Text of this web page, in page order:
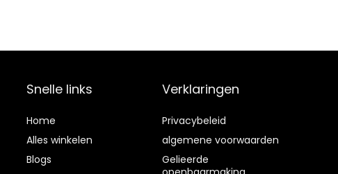
Snelle links
Home
Alles winkelen
Blogs
Verklaringen
Privacybeleid
algemene voorwaarden
Gelieerde